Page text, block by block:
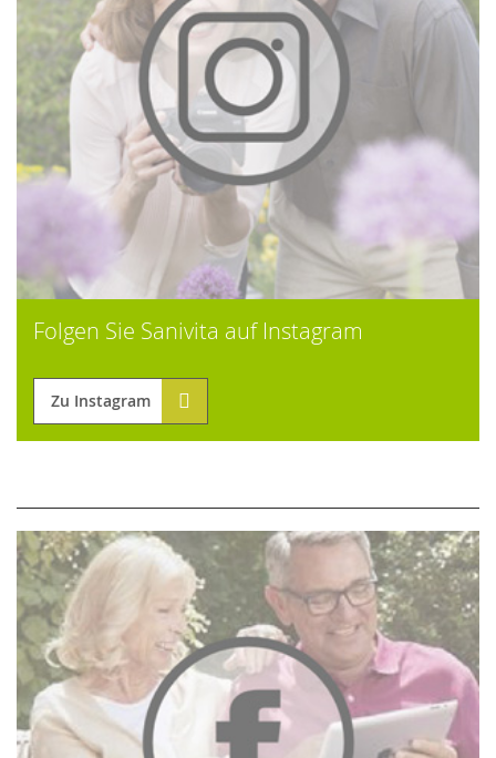
Folgen Sie Sanivita auf Instagram
Zu Instagram